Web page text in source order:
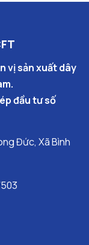
vị sản xuất dây
đầu tư số
Đức, Xã Bình